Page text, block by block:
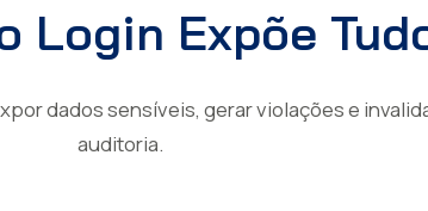
Login Expõe
dados sensíveis, gerar violações e
auditoria.